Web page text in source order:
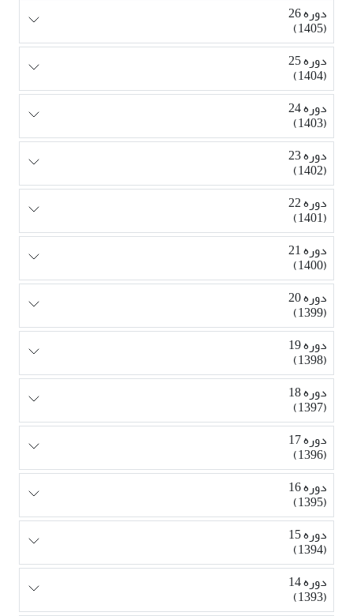
دوره 26
(1405)
دوره 25
(1404)
دوره 24
(1403)
دوره 23
(1402)
دوره 22
(1401)
دوره 21
(1400)
دوره 20
(1399)
دوره 19
(1398)
دوره 18
(1397)
دوره 17
(1396)
دوره 16
(1395)
دوره 15
(1394)
دوره 14
(1393)